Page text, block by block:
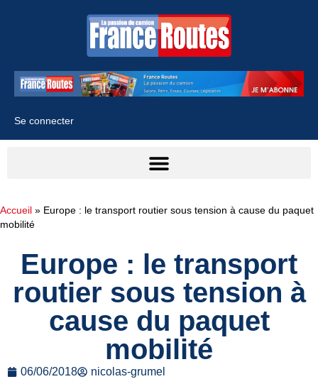
Se connecter
Accueil » Europe : le transport routier sous tension à cause du paquet
mobilité
Europe : le transport
routier sous tension à
cause du paquet
mobilité
06/06/2018 nicolas-grumel